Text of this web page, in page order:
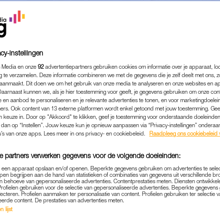
HET WEER: DEZE
IS TE
GAAN OP ONZE
04-03-2025 | LINDE VERHULST
instellingen
en onze 92 advertentiepartners gebruiken cookies om informatie over je apparaat,
te verzamelen. Deze informatie combineren we met de gegevens die je zelf deelt met ons,
Dit doen we om het gebruik van onze media te analyseren en onze websites en
kunnen we, als je hier toestemming voor geeft, je gegevens gebruiken om onze
en aanbod te personaliseren en je relevante advertenties te tonen, en voor
Ook content van 13 externe platformen wordt enkel getoond met jouw toestemming.
keuze in. Door op "Akkoord" te klikken, geef je toestemming voor onderstaande
op “Instellen”. Jouw keuze kun je opnieuw aanpassen via “Privacy-instellingen”
van onze apps. Lees meer in ons privacy- en cookiebeleid.
Raadpleeg ons cookiebeleid
partners verwerken gegevens voor de volgende doeleinden:
apparaat opslaan en/of openen. Beperkte gegevens gebruiken om advertenties te
begrijpen aan de hand van statistieken of combinaties van gegevens uit verschillende
behoeve van gepersonaliseerde advertenties. Contentprestaties meten. Diensten
gebruiken voor de selectie van gepersonaliseerde advertenties. Beperkte
Profielen aanmaken ter personalisatie van content. Profielen gebruiken ter selectie
content. De prestaties van advertenties meten.
lijst